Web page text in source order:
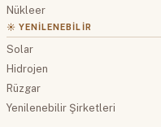
Nükleer
☀️ YENILENEBILIR
Solar
Hidrojen
Rüzgar
Yenilenebilir Şirketleri